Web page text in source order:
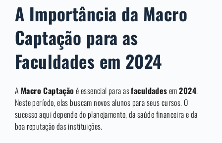
A Importância da Macro
Captação para as
Faculdades em 2024
A Macro Captaçãoé essencial para asfaculdadesem2024.
Neste período, elas buscam novos alunos para seus cursos. O
sucesso aqui depende do planejamento, da saúde financeira e da
boa reputação das instituições.